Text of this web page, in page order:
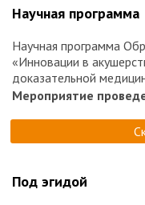
Научная программа
Научная программа
«Инновации в
доказательной
Мероприятие
Под эгидой